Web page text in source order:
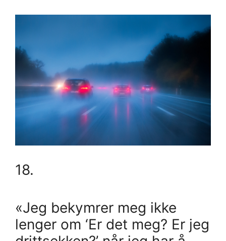
18.
«Jeg bekymrer meg ikke
lenger om ‘Er det meg? Er jeg